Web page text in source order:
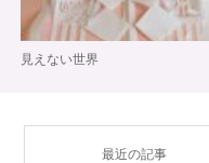
見えない世界
最近の記事